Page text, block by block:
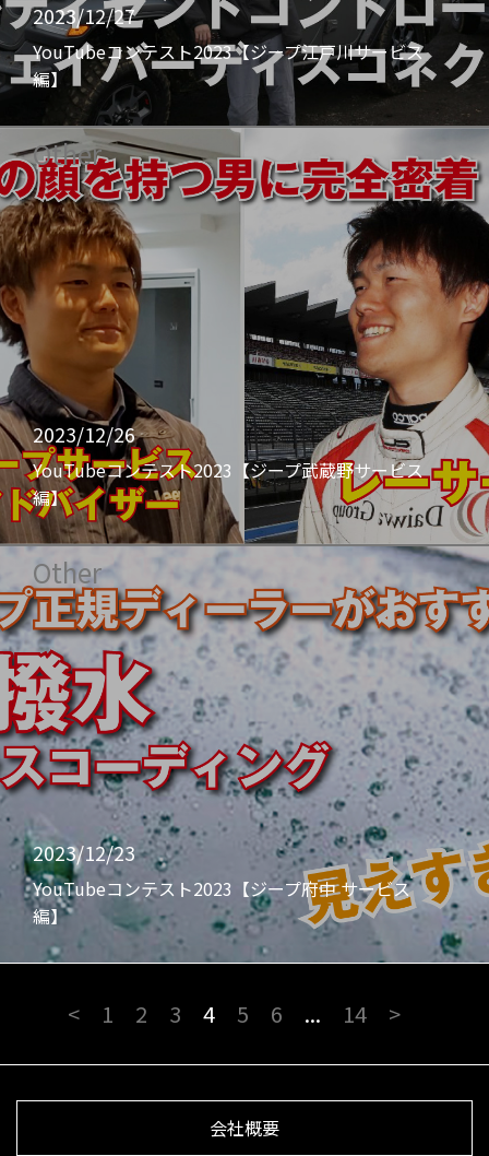
2023/12/27
YouTubeコンテスト2023【ジープ江戸川サービス
編】
Other
2023/12/26
YouTubeコンテスト2023【ジープ武蔵野サービス
編】
Other
2023/12/23
YouTubeコンテスト2023【ジープ府中 サービス
編】
< 1 2 3 4 5 6 ... 14 >
会社概要